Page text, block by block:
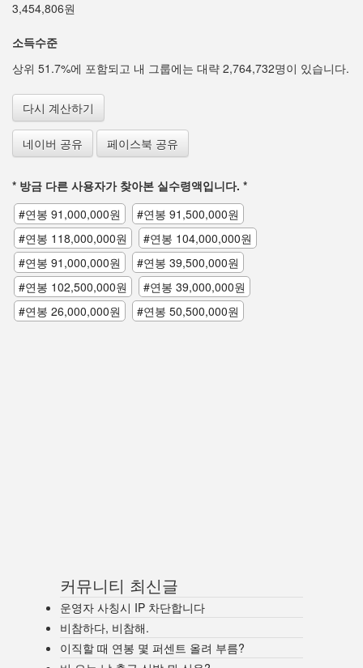
3,454,806원
소득수준
상위 51.7%에 포함되고 내 그룹에는 대략 2,764,732명이 있습니다.
다시 계산하기
네이버 공유 페이스북 공유
* 방금 다른 사용자가 찾아본 실수령액입니다. *
#연봉 91,000,000원
#연봉 91,500,000원
#연봉 118,000,000원
#연봉 104,000,000원
#연봉 91,000,000원
#연봉 39,500,000원
#연봉 102,500,000원
#연봉 39,000,000원
#연봉 26,000,000원
#연봉 50,500,000원
커뮤니티 최신글
운영자 사칭시 IP 차단합니다
비참하다, 비참해.
이직할 때 연봉 몇 퍼센트 올려 부름?